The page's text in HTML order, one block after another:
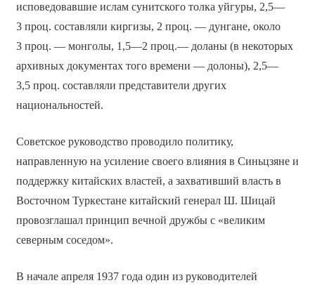
исповедовавшие ислам сунитского толка уйгуры, 2,5—
3 проц. составляли киргизы, 2 проц. — дунгане, около
3 проц. — монголы, 1,5—2 проц.— доланы (в некоторых
архивных документах того времени — долоны), 2,5—
3,5 проц. составляли представители других
национальностей.
Советское руководство проводило политику,
направленную на усиление своего влияния в Синьцзяне и
поддержку китайских властей, а захвативший власть в
Восточном Туркестане китайский генерал Ш. Шицай
провозглашал принцип вечной дружбы с «великим
северным соседом».
В начале апреля 1937 года один из руководителей